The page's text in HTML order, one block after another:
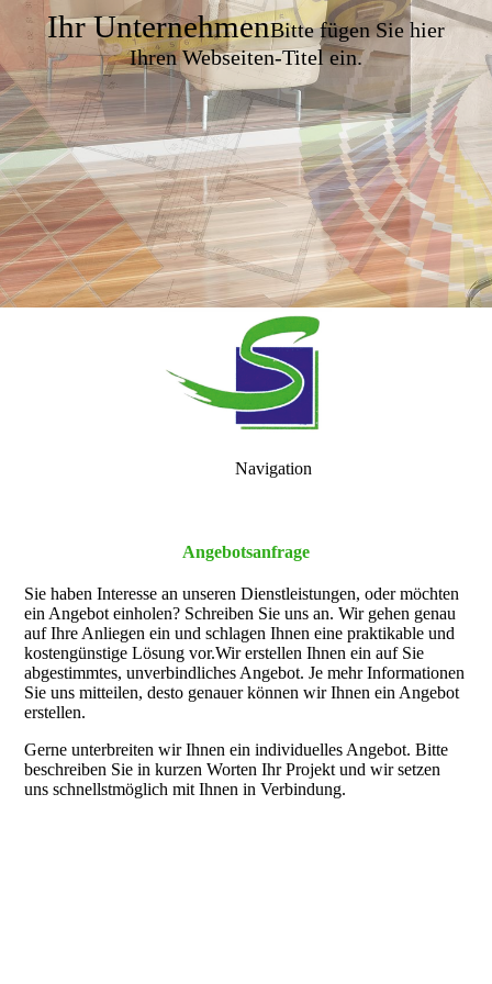
Ihr UnternehmenBitte fügen Sie hier
Ihren Webseiten-Titel ein.
Navigation
Angebotsanfrage
Sie haben Interesse an unseren Dienst­leistungen, oder möchten
ein Angebot einholen? Schreiben Sie uns an. Wir gehen genau
auf Ihre Anliegen ein und schlagen Ihnen eine prakti­kable und
kosten­günstige Lösung vor.Wir erstellen Ihnen ein auf Sie
abgestim­mtes, unverbind­liches Angebot. Je mehr Informa­tionen
Sie uns mittei­len, desto genauer können wir Ihnen ein Angebot
erstellen.
Gerne unter­breiten wir Ihnen ein individuelles Angebot. Bitte
beschrei­ben Sie in kurzen Worten Ihr Projekt und wir setzen
uns schnellst­möglich mit Ihnen in Verbindung.